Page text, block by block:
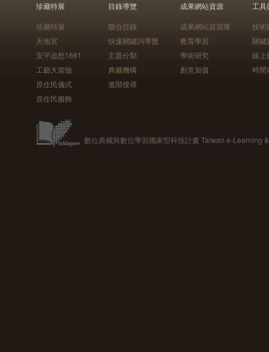
珍藏特展
珍藏特展
天地宮
安平追想1661
工藝大冒險
原住民儀式
原住民服飾
目錄導覽
聯合目錄
快速關鍵詞導覽
主題分類
典藏機構
進階搜尋
成果網站資源
成果網站資源庫
教育學習
學術研究
創意加值
工具
技術
關鍵
線上
時間
數位典藏與數位學習國家型科技計畫 Taiwan e-Learning